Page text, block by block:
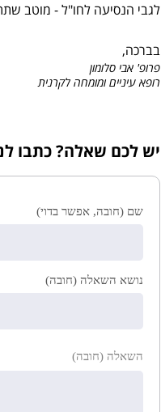
לגבי הנסיעה לחו"ל - מוטב
בברכה,
פרופ' אבי סלומון
רופא עיניים ומומחה לקרנית
יש לכם שאלה? כתבו
שם (חובה, אפשר בדוי)
נושא השאלה (חובה)
השאלה (חובה)